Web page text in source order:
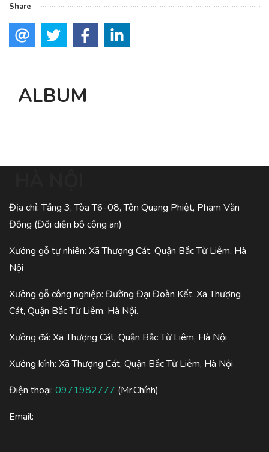
Share
ALBUM
Địa chỉ: Tầng 3, Tòa T6-08, Tôn Quang Phiệt, Phạm Văn
Đồng (Đối diện bộ công an)
Xưởng gỗ tự nhiên: Xã Thượng Cát, Quận Bắc Từ Liêm, Hà
Nội
Xưởng gỗ công nghiệp: Đường Đại Đoàn Kết, Xã Thượng
Cát, Quận Bắc Từ Liêm, Hà Nội.
Xưởng đá: Xã Thượng Cát, Quận Bắc Từ Liêm, Hà Nội
Xưởng kính: Xã Thượng Cát, Quận Bắc Từ Liêm, Hà Nội
Điện thoại: 0971982777 (Mr.Chính)
Email: